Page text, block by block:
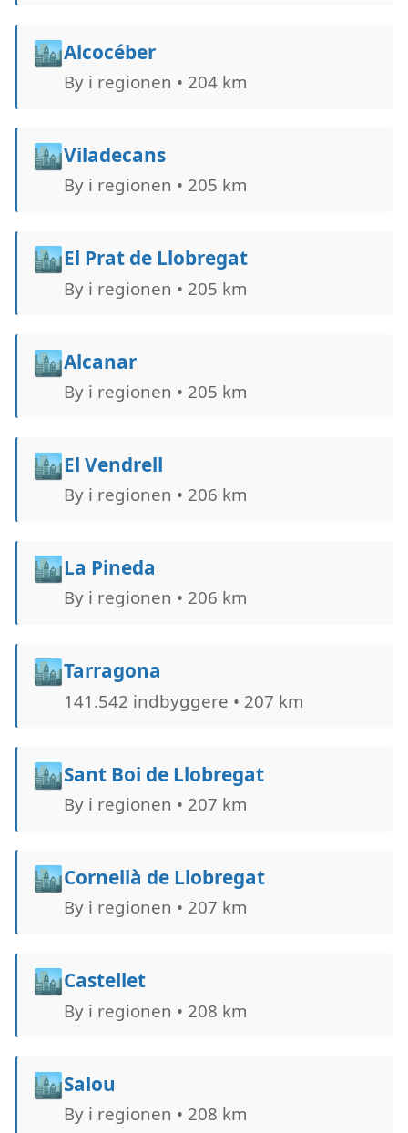
🏙️Alcocéber
By i regionen • 204 km
🏙️Viladecans
By i regionen • 205 km
🏙️El Prat de Llobregat
By i regionen • 205 km
🏙️Alcanar
By i regionen • 205 km
🏙️El Vendrell
By i regionen • 206 km
🏙️La Pineda
By i regionen • 206 km
🏙️Tarragona
141.542 indbyggere • 207 km
🏙️Sant Boi de Llobregat
By i regionen • 207 km
🏙️Cornellà de Llobregat
By i regionen • 207 km
🏙️Castellet
By i regionen • 208 km
🏙️Salou
By i regionen • 208 km